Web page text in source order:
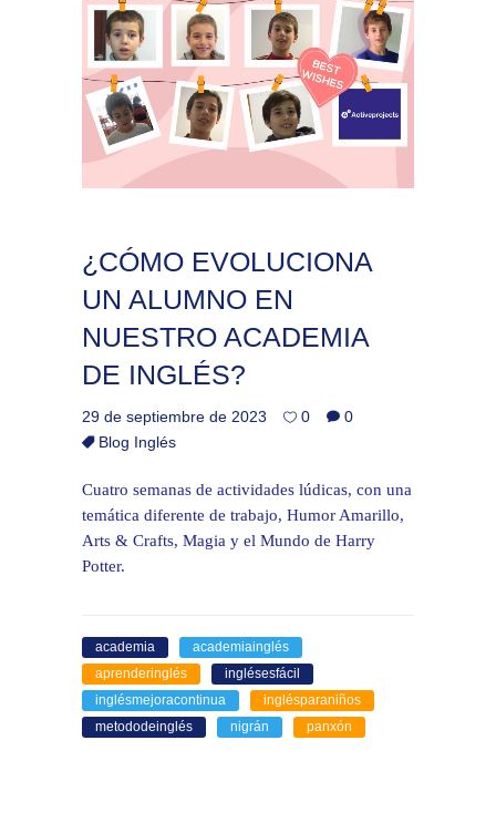
¿CÓMO EVOLUCIONA
UN ALUMNO EN
NUESTRO ACADEMIA
DE INGLÉS?
29 de septiembre de 2023 0
0
Blog Inglés
Cuatro semanas de actividades lúdicas, con una
temática diferente de trabajo, Humor Amarillo,
Arts & Crafts, Magia y el Mundo de Harry
Potter.
academia
academiainglés
aprenderinglés
inglésesfácil
inglésmejoracontinua
inglésparaniños
metododeinglés
nigrán panxón